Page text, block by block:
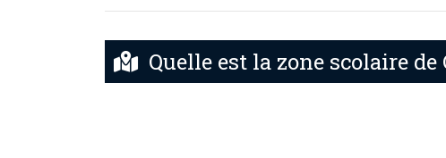
Quelle est la zone scolaire